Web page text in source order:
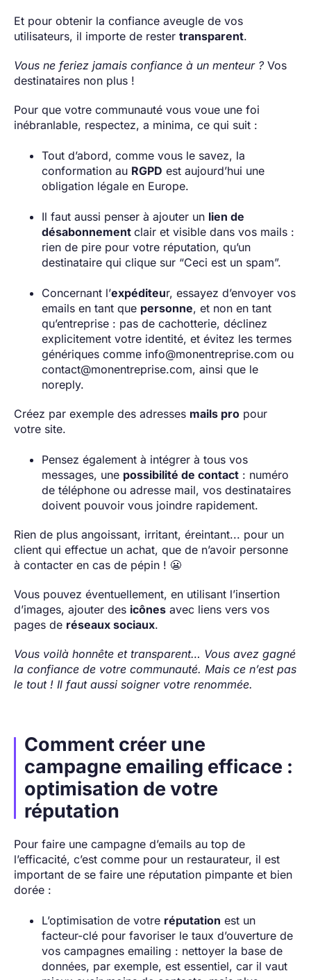
Et pour obtenir la confiance aveugle de vos
utilisateurs, il importe de rester transparent.
Vous ne feriez jamais confiance à un menteur ? Vos
destinataires non plus !
Pour que votre communauté vous voue une foi
inébranlable, respectez, a minima, ce qui suit :
Tout d’abord, comme vous le savez, la
conformation au RGPD est aujourd’hui une
obligation légale en Europe.
Il faut aussi penser à ajouter un lien de
désabonnement clair et visible dans vos mails :
rien de pire pour votre réputation, qu’un
destinataire qui clique sur “Ceci est un spam”.
Concernant l’expéditeur, essayez d’envoyer vos
emails en tant que personne, et non en tant
qu’entreprise : pas de cachotterie, déclinez
explicitement votre identité, et évitez les termes
génériques comme info@monentreprise.com ou
contact@monentreprise.com, ainsi que le
noreply.
Créez par exemple des adresses mails pro pour
votre site.
Pensez également à intégrer à tous vos
messages, une possibilité de contact : numéro
de téléphone ou adresse mail, vos destinataires
doivent pouvoir vous joindre rapidement.
Rien de plus angoissant, irritant, éreintant... pour un
client qui effectue un achat, que de n’avoir personne
à contacter en cas de pépin ! 😬
Vous pouvez éventuellement, en utilisant l’insertion
d’images, ajouter des icônes avec liens vers vos
pages de réseaux sociaux.
Vous voilà honnête et transparent… Vous avez gagné
la confiance de votre communauté. Mais ce n’est pas
le tout ! Il faut aussi soigner votre renommée.
Comment créer une
campagne emailing efficace :
optimisation de votre
réputation
Pour faire une campagne d’emails au top de
l’efficacité, c’est comme pour un restaurateur, il est
important de se faire une réputation pimpante et bien
dorée :
L’optimisation de votre réputation est un
facteur-clé pour favoriser le taux d’ouverture de
vos campagnes emailing : nettoyer la base de
données, par exemple, est essentiel, car il vaut